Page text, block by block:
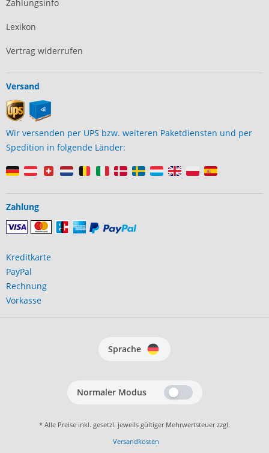
Zahlungsinfo
Lexikon
Vertrag widerrufen
Versand
Wir versenden per UPS bzw. weiteren Paketdiensten und per
Spedition in folgende Länder:
Zahlung
Kreditkarte
PayPal
Rechnung
Vorkasse
Sprache
Normaler Modus
* Alle Preise inkl. gesetzl. jeweils gültiger Mehrwertsteuer zzgl.
Versandkosten